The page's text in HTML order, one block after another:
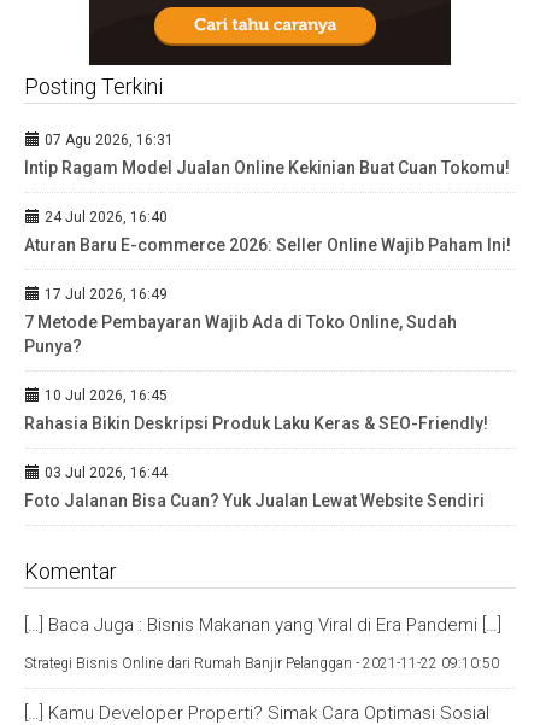
Posting Terkini
07 Agu 2026, 16:31
Intip Ragam Model Jualan Online Kekinian Buat Cuan Tokomu!
24 Jul 2026, 16:40
Aturan Baru E-commerce 2026: Seller Online Wajib Paham Ini!
17 Jul 2026, 16:49
7 Metode Pembayaran Wajib Ada di Toko Online, Sudah
Punya?
10 Jul 2026, 16:45
Rahasia Bikin Deskripsi Produk Laku Keras & SEO-Friendly!
03 Jul 2026, 16:44
Foto Jalanan Bisa Cuan? Yuk Jualan Lewat Website Sendiri
Komentar
[…] Baca Juga : Bisnis Makanan yang Viral di Era Pandemi […]
Strategi Bisnis Online dari Rumah Banjir Pelanggan - 2021-11-22 09:10:50
[…] Kamu Developer Properti? Simak Cara Optimasi Sosial